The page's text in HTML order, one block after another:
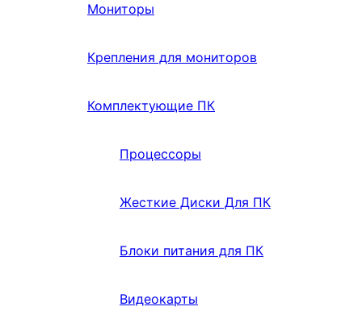
Мониторы
Крепления для мониторов
Комплектующие ПК
Процессоры
Жесткие Диски Для ПК
Блоки питания для ПК
Видеокарты